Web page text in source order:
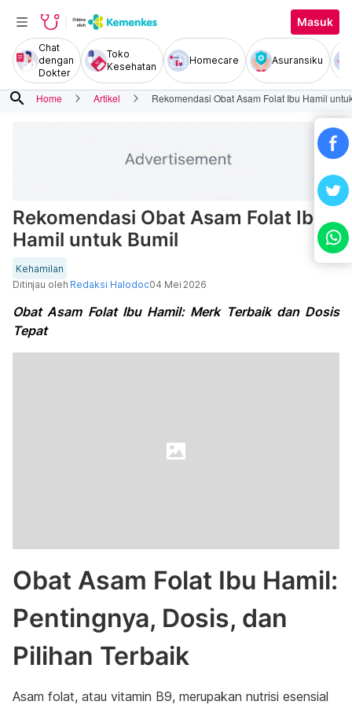
Masuk
Chat
dengan
Dokter
Toko
Kesehatan
Homecare Asuransiku
search Home Artikel Rekomendasi Obat Asam Folat Ibu Hamil
Rekomendasi Obat Asam Folat Ibu
Hamil untuk Bumil
Kehamilan
Ditinjau oleh Redaksi Halodoc04 Mei 2026
Obat Asam Folat Ibu Hamil: Merk Terbaik dan Dosis
Tepat
Obat Asam Folat Ibu Hamil:
Pentingnya, Dosis, dan
Pilihan Terbaik
Asam folat, atau vitamin B9, merupakan nutrisi esensial